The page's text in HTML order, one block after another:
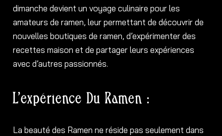
dimanche devient un voyage culinaire pour les
amateurs de ramen, leur permettant de découvrir de
nouvelles boutiques de ramen, d’expérimenter des
recettes maison et de partager leurs expériences
avec d’autres passionnés.
L’expérience Du Ramen :
La beauté des Ramen ne réside pas seulement dans